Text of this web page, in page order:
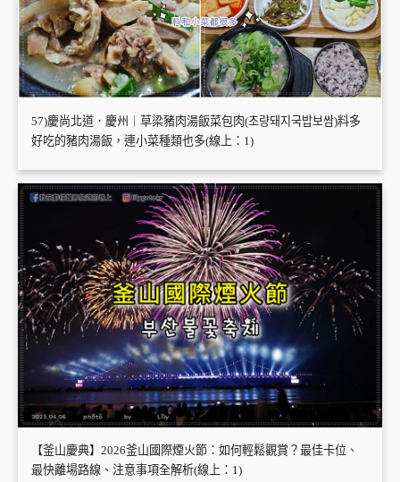
57)慶尚北道．慶州｜草梁豬肉湯飯菜包肉(초량돼지국밥보쌈)料多
好吃的豬肉湯飯，連小菜種類也多(線上：1)
【釜山慶典】2026釜山國際煙火節：如何輕鬆觀賞？最佳卡位、
最快離場路線、注意事項全解析(線上：1)